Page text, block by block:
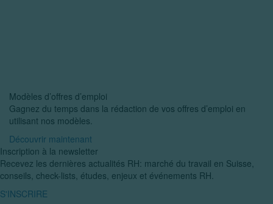
Modèles d’offres d’emploi
Gagnez du temps dans la rédaction de vos offres d’emploi en
utilisant nos modèles.
Découvrir maintenant
Inscription à la newsletter
Recevez les dernières actualités RH: marché du travail en Suisse,
conseils, check-lists, études, enjeux et événements RH.
S'INSCRIRE